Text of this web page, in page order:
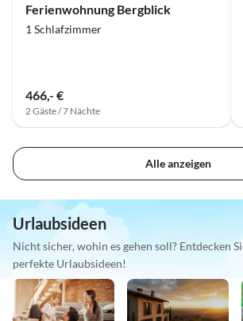
Ferienwohnung Bergblick
1 Schlafzimmer
466,- €
2 Gäste / 7 Nächte
Alle anzeigen
Urlaubsideen
Nicht sicher, wohin es gehen soll? Entdecken
perfekte Urlaubsideen!